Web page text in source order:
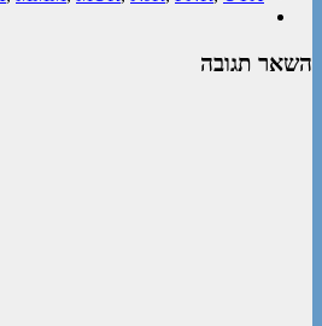
השאר תגובה